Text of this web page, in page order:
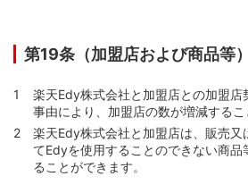
第19条（加盟店および商品等）
楽天Edy株式会社と加盟店との加盟店
事由により、加盟店の数が増減するこ
楽天Edy株式会社と加盟店は、販売又
てEdyを使用することのできない商品
ることができます。